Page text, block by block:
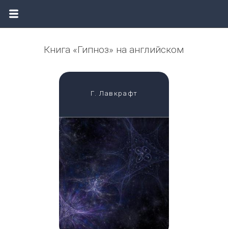
Книга «Гипноз» на английском
Г. Лавкрафт